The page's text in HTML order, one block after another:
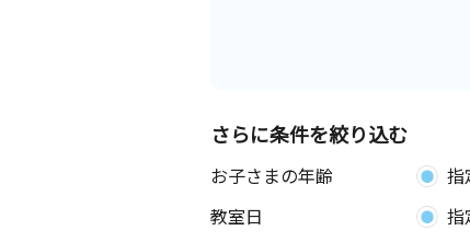
さらに条件を絞り込む
お子さまの年齢 指
教室日
指